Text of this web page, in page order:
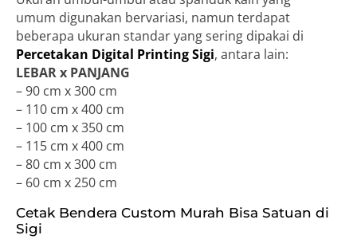
umum digunakan bervariasi, namun terdapat
beberapa ukuran standar yang sering dipakai di
Percetakan Digital Printing Sigi, antara lain:
LEBAR x PANJANG
– 90 cm x 300 cm
– 110 cm x 400 cm
– 100 cm x 350 cm
– 115 cm x 400 cm
– 80 cm x 300 cm
– 60 cm x 250 cm
Cetak Bendera Custom Murah Bisa Satuan di
Sigi